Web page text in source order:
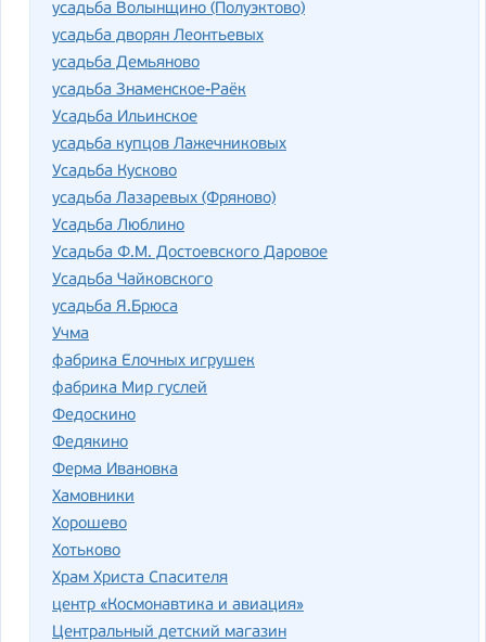
усадьба Волынщино (Полуэктово)
усадьба дворян Леонтьевых
усадьба Демьяново
усадьба Знаменское-Раёк
Усадьба Ильинское
усадьба купцов Лажечниковых
Усадьба Кусково
усадьба Лазаревых (Фряново)
Усадьба Люблино
Усадьба Ф.М. Достоевского Даровое
Усадьба Чайковского
усадьба Я.Брюса
Учма
фабрика Елочных игрушек
фабрика Мир гуслей
Федоскино
Федякино
Ферма Ивановка
Хамовники
Хорошево
Хотьково
Храм Христа Спасителя
центр «Космонавтика и авиация»
Центральный детский магазин